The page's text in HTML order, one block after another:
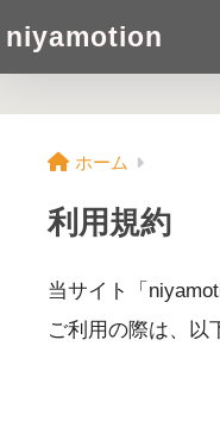
niyamotion
ホーム
利用規約
当サイト「
ご利用の際は、以